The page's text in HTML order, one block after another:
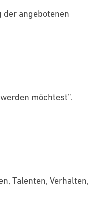
angebotenen
möchtest“.
Talenten, Verhalten,